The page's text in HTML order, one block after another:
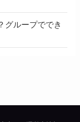
グループででき